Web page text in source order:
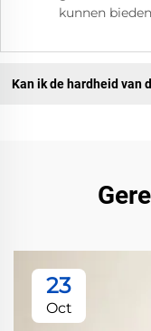
kunnen
Kan ik de hardheid van
23
Oct